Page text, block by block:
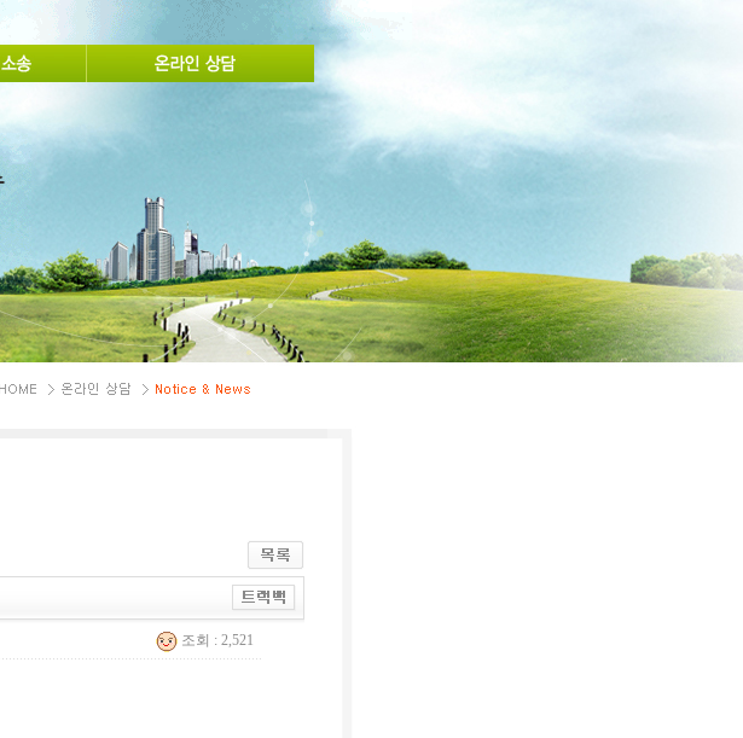
조회 : 2,521